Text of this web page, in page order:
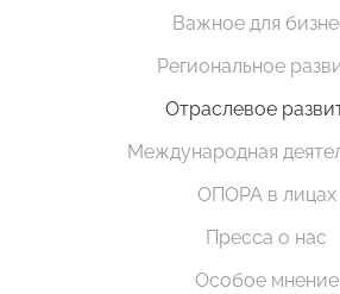
Важное для
Региональное
Отраслевое
Международная
ОПОРА в лицах
Пресса о нас
Особое мнение